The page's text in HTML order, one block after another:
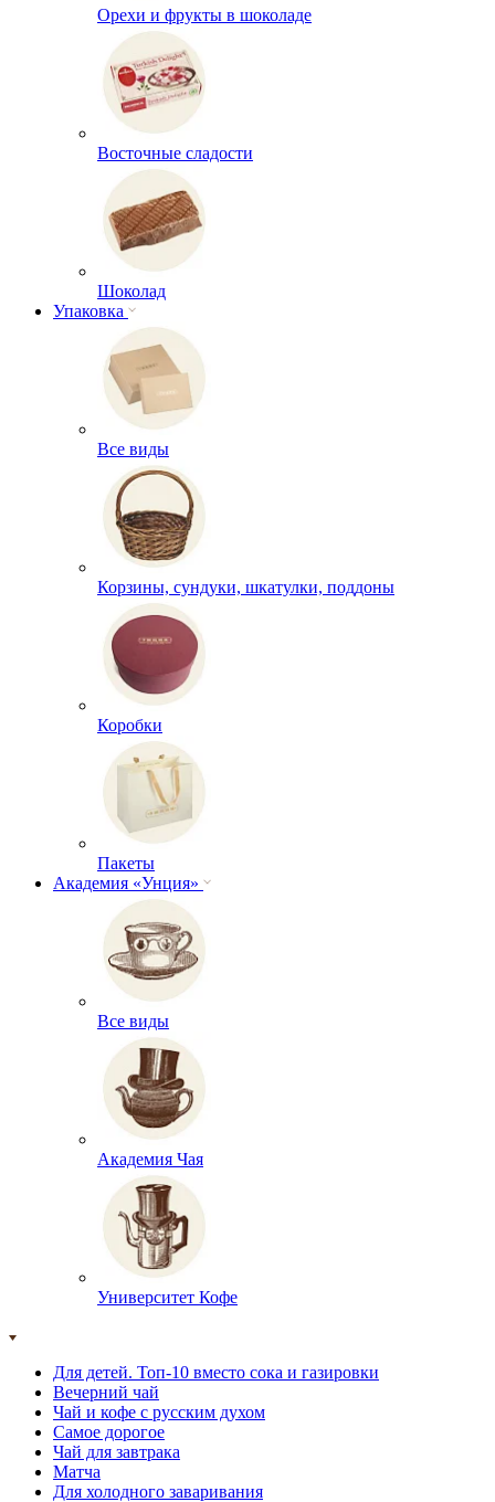
Орехи и фрукты в шоколаде
Восточные сладости
Шоколад
Упаковка
Все виды
Корзины, сундуки, шкатулки, поддоны
Коробки
Пакеты
Академия «Унция»
Все виды
Академия Чая
Университет Кофе
Для детей. Топ-10 вместо сока и газировки
Вечерний чай
Чай и кофе с русским духом
Самое дорогое
Чай для завтрака
Матча
Для холодного заваривания